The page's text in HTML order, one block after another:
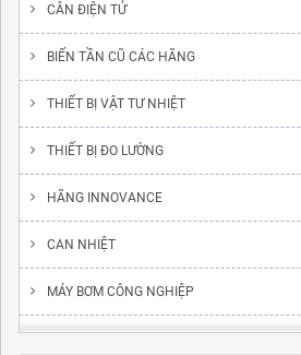
CÂN ĐIỆN TỬ
BIẾN TẦN CŨ CÁC HÃNG
THIẾT BỊ VẬT TƯ NHIỆT
THIẾT BỊ ĐO LƯỜNG
HÃNG INNOVANCE
CAN NHIỆT
MÁY BƠM CÔNG NGHIỆP